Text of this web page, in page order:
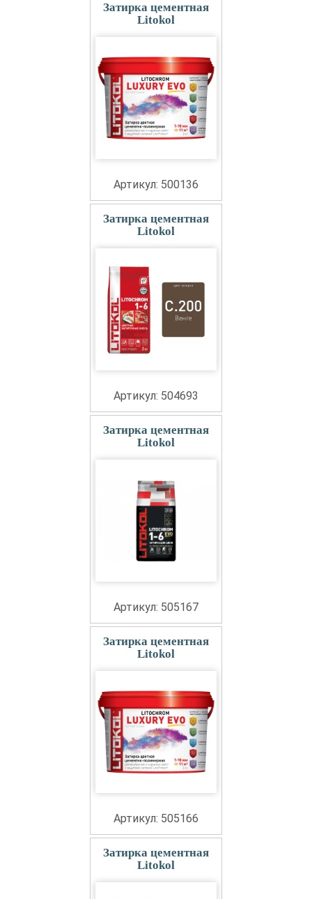
Затирка цементная
Litokol
Артикул: 500136
Затирка цементная
Litokol
Артикул: 504693
Затирка цементная
Litokol
Артикул: 505167
Затирка цементная
Litokol
Артикул: 505166
Затирка цементная
Litokol